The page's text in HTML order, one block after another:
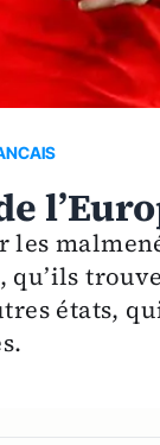
les
états,